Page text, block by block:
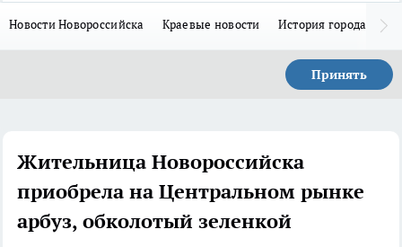
Новости Новороссийска Краевые новости История города Н
Принять
Жительница Новороссийска
приобрела на Центральном рынке
арбуз, обколотый зеленкой